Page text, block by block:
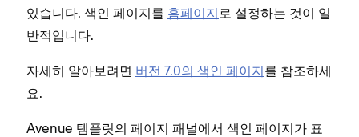
있습니다. 색인 페이지를 홈페이지 로 설정하는 것이 일
반적입니다.
자세히 알아보려면 버전 7.0의 색인 페이지를 참조하세
요.
Avenue 템플릿의 페이지 패널에서 색인 페이지가 표